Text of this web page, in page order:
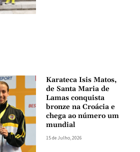
Karateca Isis Matos,
de Santa Maria de
Lamas conquista
bronze na Croácia e
chega ao número um
mundial
15 de Julho, 2026